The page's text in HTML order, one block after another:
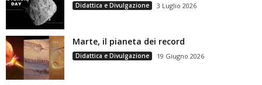
Didattica e Divulgazione 3 Luglio 2026
Marte, il pianeta dei record
Didattica e Divulgazione 19 Giugno 2026